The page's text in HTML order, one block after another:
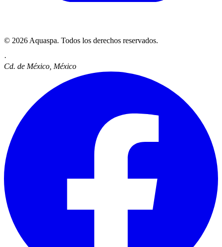
© 2026 Aquaspa. Todos los derechos reservados.
·
Cd. de México, México